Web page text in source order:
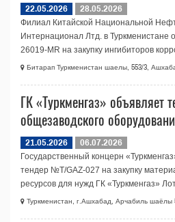
22.05.2026
28.05.2026
Филиал Китайской Национальной
Интернационал Лтд. в Туркменистане
26019-MR на закупку ингибиторов
Битарап Туркменистан шаелы, 553/3,
ГК «Туркменгаз» объявляет
общезаводского
21.05.2026
06.07.2026
Государственный концерн
тендер №T/GAZ-027 на закупку
ресурсов для нужд ГК «Туркменгаз»
Туркменистан, г.Ашхабад, Арчабиль шаёлы